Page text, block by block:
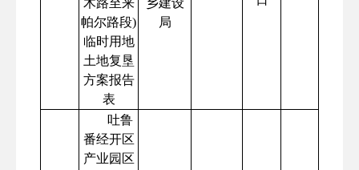
木路至来
帕尔路段)
临时用地
土地复垦
方案报告
表
乡建设
局
吐鲁
番经开区
产业园区